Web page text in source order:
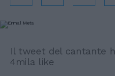
Il tweet del cantante
4mila like